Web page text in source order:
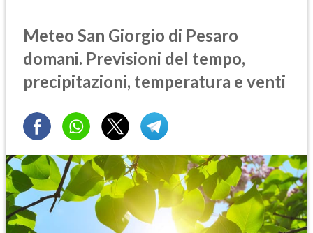
Meteo San Giorgio di Pesaro
domani. Previsioni del tempo,
precipitazioni, temperatura e venti